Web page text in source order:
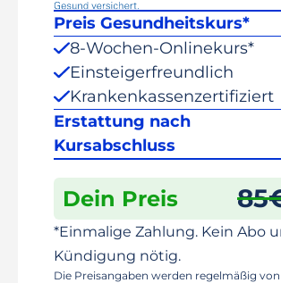
Preis Gesundheitskurs*
8-Wochen-Onlinekurs*
Einsteigerfreundlich
Krankenkassenzertifiziert
Erstattung nach
Kursabschluss
Dein Preis 85
*Einmalige Zahlung. Kein Abo
Kündigung nötig.
Die Preisangaben werden regelmäßig